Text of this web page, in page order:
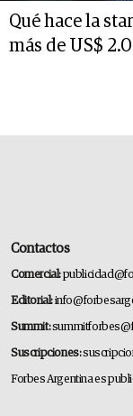
Qué hace la
más de US$
Contactos
Comercial:
Editorial:
Summit:
Suscripciones:
Forbes Argentina es